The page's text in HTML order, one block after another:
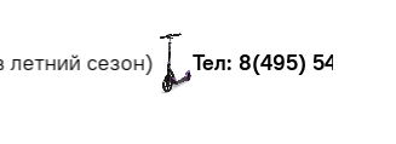
сезон) Тел: 8(495) 540-55-